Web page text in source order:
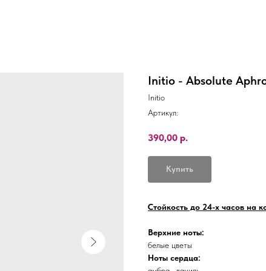
Initio - Absolute
Initio
Артикул:
390,00 р.
Купить
Стойкость до 24-х часов на
Верхние ноты:
белые цветы
Ноты сердца: